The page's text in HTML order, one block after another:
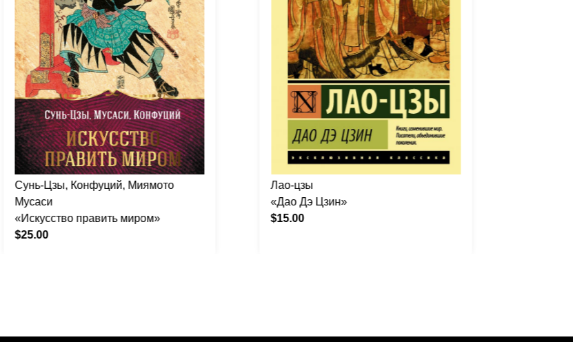
Сунь-Цзы, Конфуций, Миямото
Мусаси
«Искусство править миром»
$25.00
Лао-цзы
«Дао Дэ Цзин»
$15.00